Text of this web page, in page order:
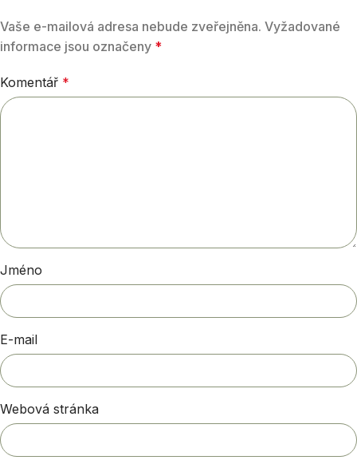
Vaše e-mailová adresa nebude zveřejněna. Vyžadované
informace jsou označeny *
Komentář *
Jméno
E-mail
Webová stránka